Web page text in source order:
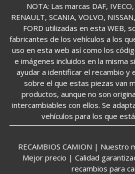
NOTA: Las marcas DAF,
RENAULT, SCANIA, VOLVO,
FORD utilizadas en esta WEB,
fabricantes de los vehículos a los
uso en esta web así como los
e imágenes incluidos en la misma
ayudar a identificar el recambio y
sobre el que estas piezas van
productos, aunque no son
intercambiables con ellos. Se
vehículos para los que
RECAMBIOS CAMION | Nuestro
Mejor precio | Calidad
recambios para